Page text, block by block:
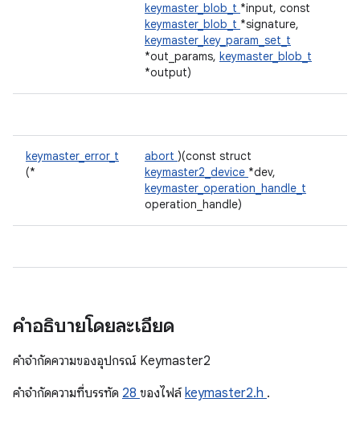
keymaster_blob_t *input, const
keymaster_blob_t *signature,
keymaster_key_param_set_t
*out_params, keymaster_blob_t
*output)
keymaster_error_t
(*
abort )(const struct
keymaster2_device *dev,
keymaster_operation_handle_t
operation_handle)
คำอธิบายโดยละเอียด
คําจํากัดความของอุปกรณ์ Keymaster2
คําจํากัดความที่บรรทัด 28 ของไฟล์keymaster2.h .